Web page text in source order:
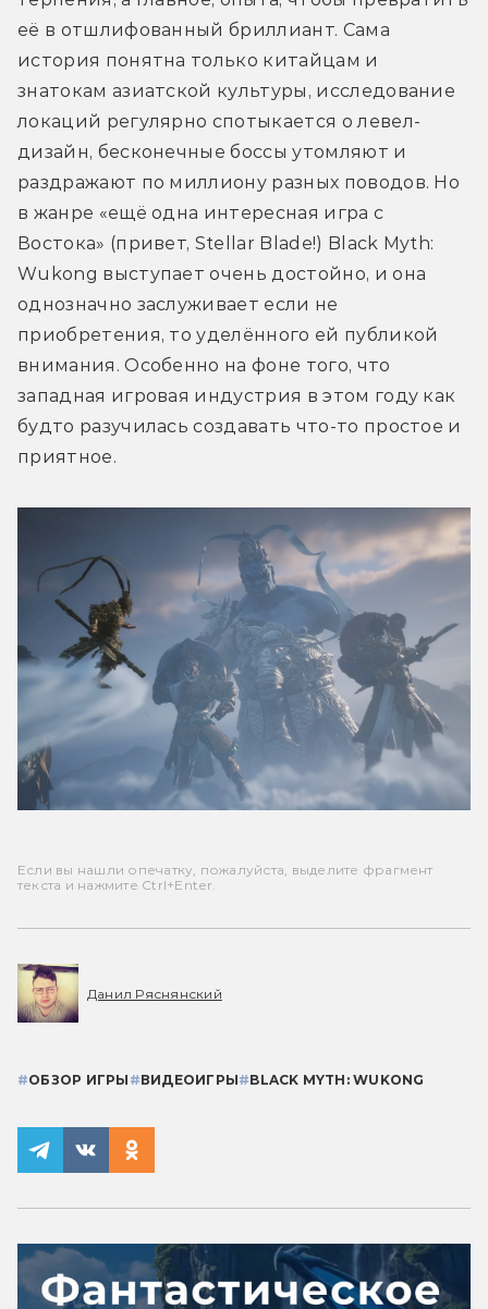
её в отшлифованный бриллиант. Сама
история понятна только китайцам и
знатокам азиатской культуры, исследование
локаций регулярно спотыкается о левел-
дизайн, бесконечные боссы утомляют и
раздражают по миллиону разных поводов. Но
в жанре «ещё одна интересная игра с
Востока» (привет, Stellar Blade!) Black Myth:
Wukong выступает очень достойно, и она
однозначно заслуживает если не
приобретения, то уделённого ей публикой
внимания. Особенно на фоне того, что
западная игровая индустрия в этом году как
будто разучилась создавать что-то простое и
приятное.
Если вы нашли опечатку, пожалуйста, выделите фрагмент
текста и нажмите Ctrl+Enter.
Данил Ряснянский
#ОБЗОР ИГРЫ #ВИДЕОИГРЫ#BLACK MYTH: WUKONG